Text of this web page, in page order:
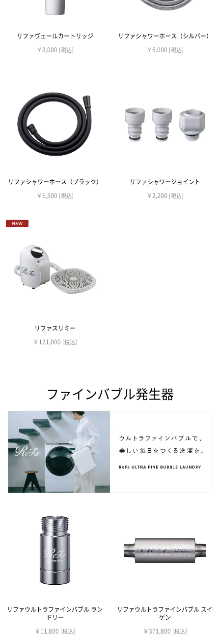
リファヴェールカートリッジ
￥3,000 [税込]
リファシャワーホース（シルバー）
￥6,000 [税込]
リファシャワーホース（ブラック）
￥6,500 [税込]
リファシャワージョイント
￥2,200 [税込]
リファスリミー
￥121,000 [税込]
ファインバブル発生器
リファウルトラファインバブル ラン
ドリー
￥11,800 [税込]
リファウルトラファインバブル スイ
ゲン
￥371,800 [税込]